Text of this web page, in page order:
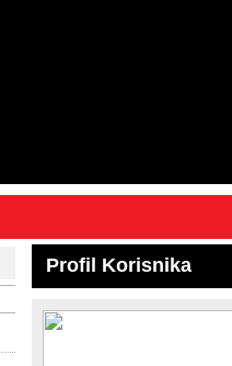
Profil Korisnika